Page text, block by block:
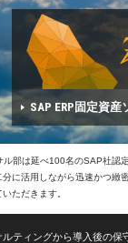
SAP ERP固定資
ル部は延べ100名のSAP社認
に活用しながら迅速かつ緻
ただきます。
ティングから導入後の